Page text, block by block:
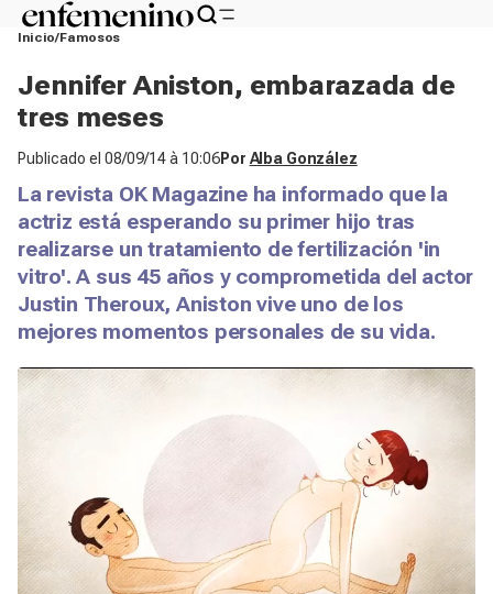
Inicio Famosos
Jennifer Aniston, embarazada de
tres meses
Publicado el 08/09/14 à 10:06Por Alba González
La revista OK Magazineha informado que la
actriz está esperando su primer hijo tras
realizarse un tratamiento de fertilización 'in
vitro'. A sus 45 años y comprometida del actor
Justin Theroux, Aniston vive uno de los
mejores momentos personales de su vida.